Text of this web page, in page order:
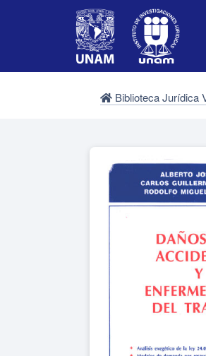
Biblioteca Jurídica